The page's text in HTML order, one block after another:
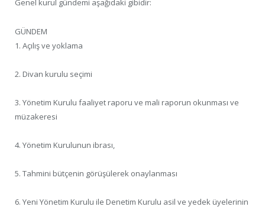
Genel kurul gündemi aşağıdaki gibidir:
GÜNDEM
1. Açılış ve yoklama
2. Divan kurulu seçimi
3. Yönetim Kurulu faaliyet raporu ve mali raporun okunması ve
müzakeresi
4. Yönetim Kurulunun ibrası,
5. Tahmini bütçenin görüşülerek onaylanması
6. Yeni Yönetim Kurulu ile Denetim Kurulu asil ve yedek üyelerinin